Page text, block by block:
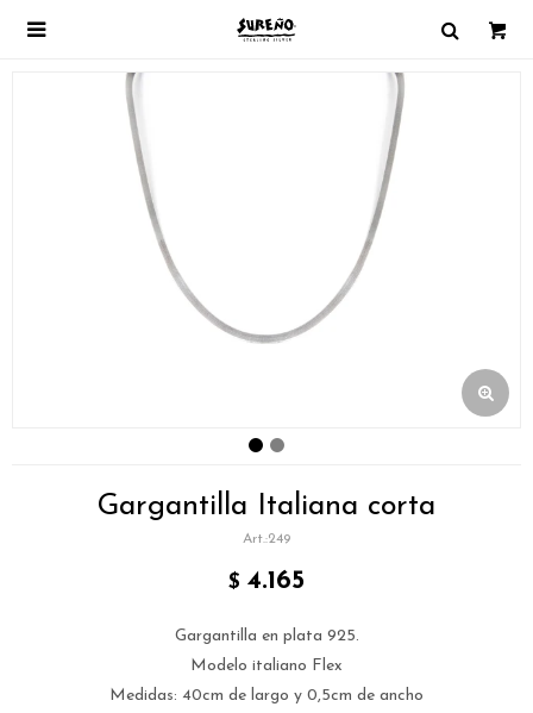

Gargantilla Italiana corta
249
$ 4.165
Gargantilla en plata 925.
Modelo italiano Flex
Medidas: 40cm de largo y 0,5cm de ancho